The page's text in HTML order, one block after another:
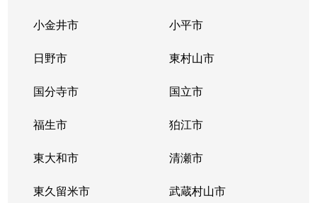
小金井市 小平市
日野市 東村山市
国分寺市 国立市
福生市 狛江市
東大和市 清瀬市
東久留米市 武蔵村山市